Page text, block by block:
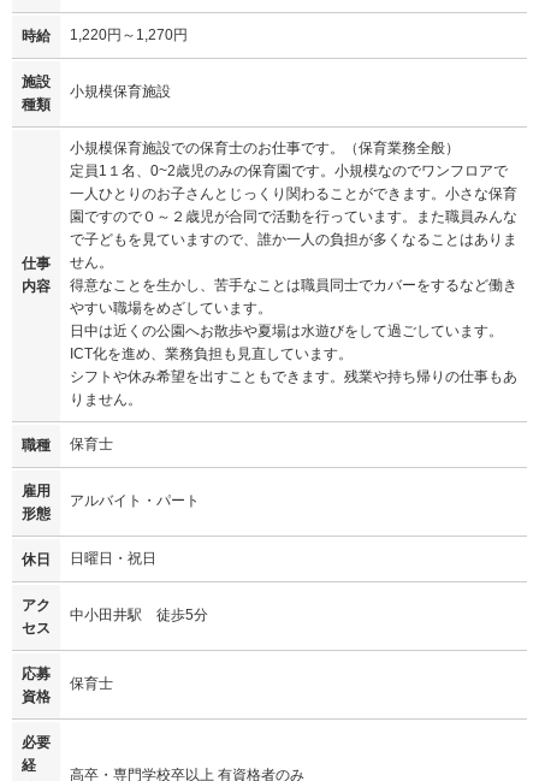
時給 1,220円～1,270円
施設
種類
小規模保育施設
仕事
内容
小規模保育施設での保育士のお仕事です。（保育業務全般）
定員1１名、0~2歳児のみの保育園です。小規模なのでワンフロアで
一人ひとりのお子さんとじっくり関わることができます。小さな保育
園ですので０～２歳児が合同で活動を行っています。また職員みんな
で子どもを見ていますので、誰か一人の負担が多くなることはありま
せん。
得意なことを生かし、苦手なことは職員同士でカバーをするなど働き
やすい職場をめざしています。
日中は近くの公園へお散歩や夏場は水遊びをして過ごしています。
ICT化を進め、業務負担も見直しています。
シフトや休み希望を出すこともできます。残業や持ち帰りの仕事もあ
りません。
職種 保育士
雇用
形態
アルバイト・パート
休日 日曜日・祝日
アク
セス
中小田井駅 徒歩5分
応募
資格
保育士
必要
経
高卒・専門学校卒以上 有資格者のみ